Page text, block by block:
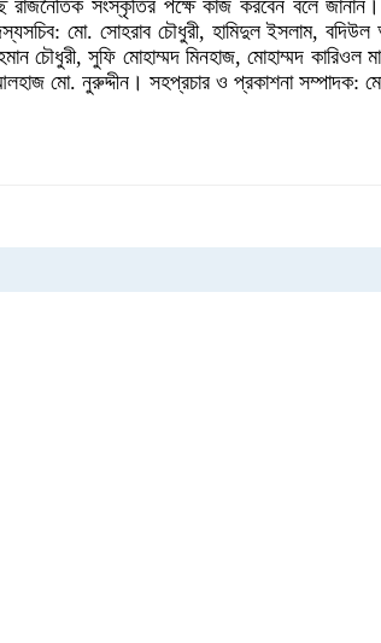
রাজনৈতিক সংস্কৃতির পক্ষে কাজ করবেন বলে
মো. সোহরাব চৌধুরী, হামিদুল ইসলাম,
চৌধুরী, সুফি মোহাম্মদ মিনহাজ, মোহাম্মদ
মো. নুরুদ্দীন। সহপ্রচার ও প্রকাশনা সম্পাদক: